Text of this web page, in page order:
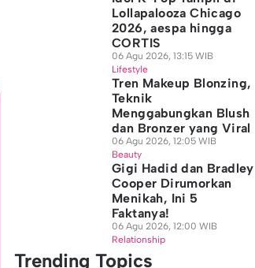
Lollapalooza Chicago
2026, aespa hingga
CORTIS
06 Agu 2026, 13:15 WIB
Lifestyle
Tren Makeup Blonzing,
Teknik
Menggabungkan Blush
dan Bronzer yang Viral
06 Agu 2026, 12:05 WIB
Beauty
Gigi Hadid dan Bradley
Cooper Dirumorkan
Menikah, Ini 5
Faktanya!
06 Agu 2026, 12:00 WIB
Relationship
Trending Topics